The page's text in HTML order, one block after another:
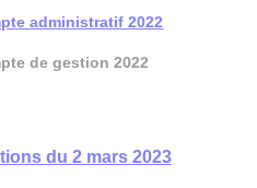
administratif 2022
de gestion 2022
du 2 mars 2023